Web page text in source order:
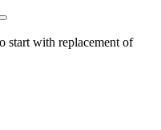
start with replacement of